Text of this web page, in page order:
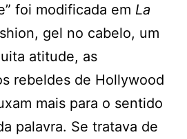
foi modificada em La
gel no cabelo, um
atitude, as
rebeldes de Hollywood
mais para o sentido
palavra. Se tratava de